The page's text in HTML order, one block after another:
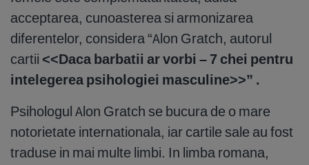
acceptarea, cunoasterea si armonizarea
diferentelor, considera “Alon Gratch, autorul
cartii <<Daca barbatii ar vorbi – 7 chei pentru
intelegerea psihologiei masculine>>” .
Psihologul Alon Gratch se bucura de o mare
notorietate internationala, iar cartile sale au fost
traduse in mai multe limbi. In limba romana,